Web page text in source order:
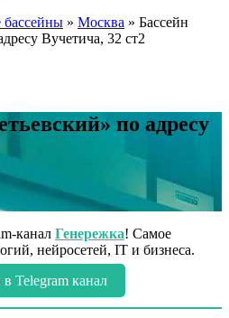
бассейны » Москва » Бассейн
Вучетича, 32 ст2
по адресу
канал Генережка! Самое
нейросетей, IT и бизнеса.
Telegram канал